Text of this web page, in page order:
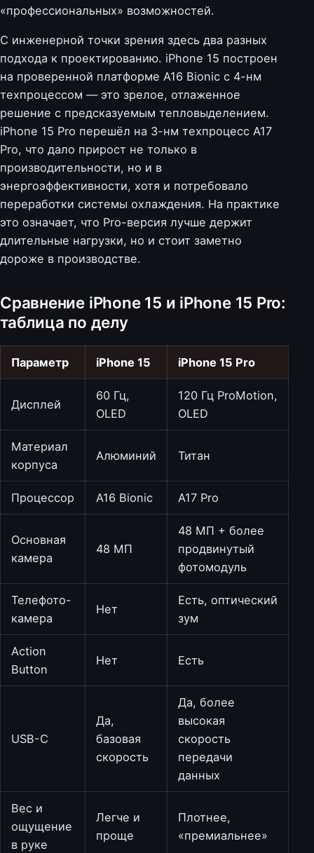
«профессиональных» возможностей.
С инженерной точки зрения здесь два разных
подхода к проектированию. iPhone 15 построен
на проверенной платформе A16 Bionic с 4-нм
техпроцессом — это зрелое, отлаженное
решение с предсказуемым тепловыделением.
iPhone 15 Pro перешёл на 3-нм техпроцесс A17
Pro, что дало прирост не только в
производительности, но и в
энергоэффективности, хотя и потребовало
переработки системы охлаждения. На практике
это означает, что Pro-версия лучше держит
длительные нагрузки, но и стоит заметно
дороже в производстве.
Сравнение iPhone 15 и iPhone 15 Pro:
таблица по делу
Параметр iPhone 15 iPhone 15 Pro
Дисплей
60 Гц,
OLED
120 Гц ProMotion,
OLED
Материал
корпуса
Алюминий Титан
Процессор A16 Bionic A17 Pro
Основная
камера
48 МП
48 МП + более
продвинутый
фотомодуль
Телефото-
камера
Нет
Есть, оптический
зум
Action
Button
Нет Есть
USB-C
Да,
базовая
скорость
Да, более
высокая
скорость
передачи
данных
Вес и
ощущение
в руке
Легче и
проще
Плотнее,
«премиальнее»